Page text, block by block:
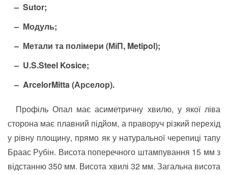
Sutor;
Модуль;
Метали та полімери (МіП, Metipol);
U.S.Steel Kosice;
ArcelorMitta (Арселор).
Профіль Опал має асиметричну хвилю, у якої ліва
сторона має плавний підйом, а праворуч різкий перехід
у рівну площину, прямо як у натуральної черепиці тапу
Браас Рубін. Висота поперечного штампування 15 мм з
відстанню 350 мм. Висота хвилі 32 мм. Загальна висота